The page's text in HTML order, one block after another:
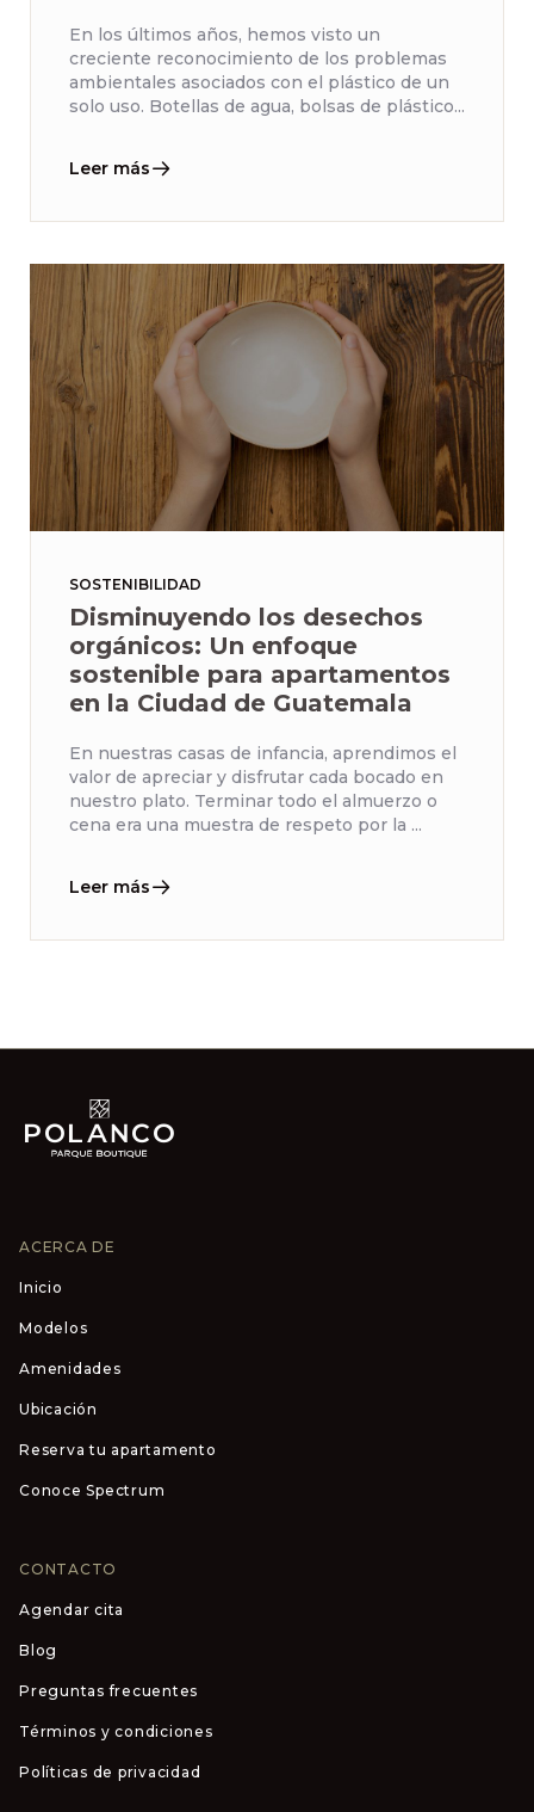
En los últimos años, hemos visto un
creciente reconocimiento de los problemas
ambientales asociados con el plástico de un
solo uso. Botellas de agua, bolsas de plástico...
Leer más
SOSTENIBILIDAD
Disminuyendo los desechos
orgánicos: Un enfoque
sostenible para apartamentos
en la Ciudad de Guatemala
En nuestras casas de infancia, aprendimos el
valor de apreciar y disfrutar cada bocado en
nuestro plato. Terminar todo el almuerzo o
cena era una muestra de respeto por la ...
Leer más
ACERCA DE
Inicio
Modelos
Amenidades
Ubicación
Reserva tu apartamento
Conoce Spectrum
CONTACTO
Agendar cita
Blog
Preguntas frecuentes
Términos y condiciones
Políticas de privacidad